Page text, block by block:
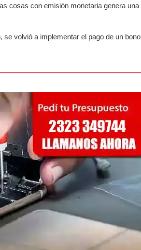
cosas con emisión monetaria genera una
se volvió a implementar el pago de un bono